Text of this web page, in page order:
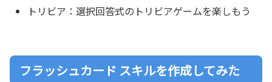
トリビア：選択回答式のトリビアゲームを楽しもう
フラッシュカード スキルを作成してみた